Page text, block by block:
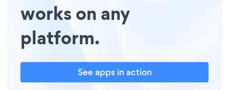
works on any
platform.
See apps in action